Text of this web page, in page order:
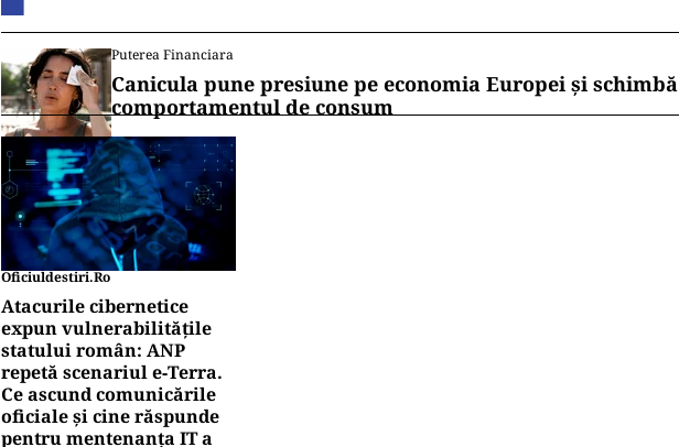
Puterea Financiara
Canicula pune presiune pe economia Europei și schimbă
comportamentul de consum
Oficiuldestiri.ro
Atacurile cibernetice
expun vulnerabilitățile
statului român: ANP
repetă scenariul e‑Terra.
Ce ascund comunicările
oficiale și cine răspunde
pentru mentenanța IT a